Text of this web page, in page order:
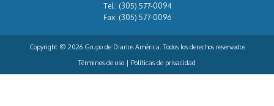
Tel.: (305) 577-0094
Fax: (305) 577-0096
Copyright © 2026 Grupo de Diarios América. Todos los derechos reservados
Términos de uso | Políticas de privacidad